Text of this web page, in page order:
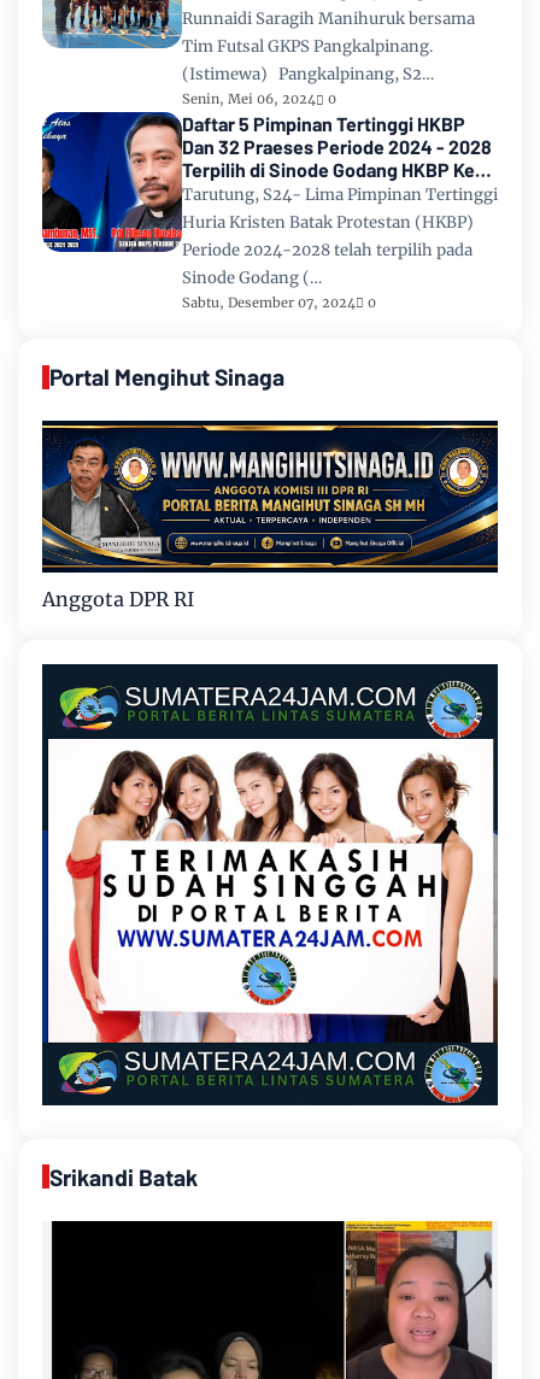
Runnaidi Saragih Manihuruk bersama
Tim Futsal GKPS Pangkalpinang.
(Istimewa) Pangkalpinang, S2…
Senin, Mei 06, 2024 0
Daftar 5 Pimpinan Tertinggi HKBP
Dan 32 Praeses Periode 2024 - 2028
Terpilih di Sinode Godang HKBP Ke
67 Tahun 2024
Tarutung, S24- Lima Pimpinan Tertinggi
Huria Kristen Batak Protestan (HKBP)
Periode 2024-2028 telah terpilih pada
Sinode Godang (…
Sabtu, Desember 07, 2024 0
Portal Mengihut Sinaga
Anggota DPR RI
Srikandi Batak